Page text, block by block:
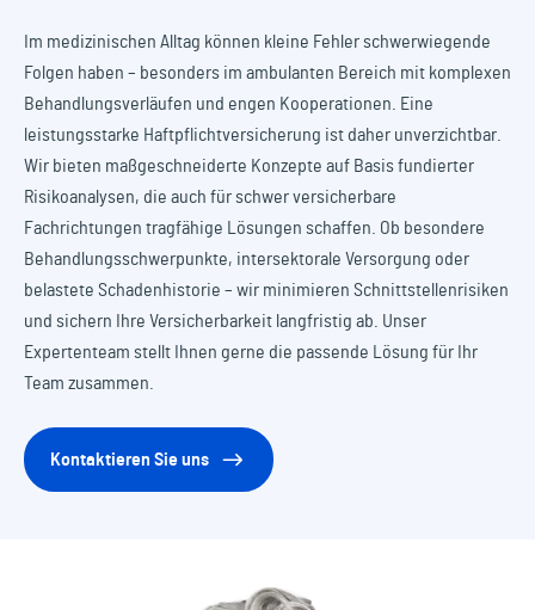
Im medizinischen Alltag können kleine Fehler schwerwiegende
Folgen haben – besonders im ambulanten Bereich mit komplexen
Behandlungsverläufen und engen Kooperationen. Eine
leistungsstarke Haftpflichtversicherung ist daher unverzichtbar.
Wir bieten maßgeschneiderte Konzepte auf Basis fundierter
Risikoanalysen, die auch für schwer versicherbare
Fachrichtungen tragfähige Lösungen schaffen. Ob besondere
Behandlungsschwerpunkte, intersektorale Versorgung oder
belastete Schadenhistorie – wir minimieren Schnittstellenrisiken
und sichern Ihre Versicherbarkeit langfristig ab. Unser
Expertenteam stellt Ihnen gerne die passende Lösung für Ihr
Team zusammen.
Kontaktieren Sie uns